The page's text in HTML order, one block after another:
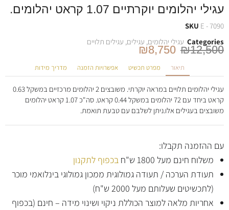
עגילי יהלומים יוקרתיים 1.07 קראט יהלומים.
SKU E - 7090
Categories עגילי יהלומים עגילים עגילים תלויים
₪12,500
₪8,750
תיאור מפרט תכשיט אפשרויות הזמנה מדריך מידות
עגילי יהלומים תלויים במראה יוקרתי. משובצים 2 יהלומים מרכזיים במשקל 0.63
קראט ביחד עם 72 יהלומים במשקל 0.44 קראט. סה"כ 1.07 קראט יהלומים
משובצים בעגילים אלו.ניתן לשלבם עם טבעת תואמת.
עם ההזמנה תקבלו:
משלוח חינם מעל 1800 ש"ח
בכפוף לתקנון
תעודת הערכה / תעודה גמולוגית ממכון גמולוגי בינלואמי מוכר
(לתכשיטים שעלותם מעל 2000 ש"ח)
אחריות מלאה למוצר הכוללת ניקוי ושינוי מידה – חינם (בכפוף